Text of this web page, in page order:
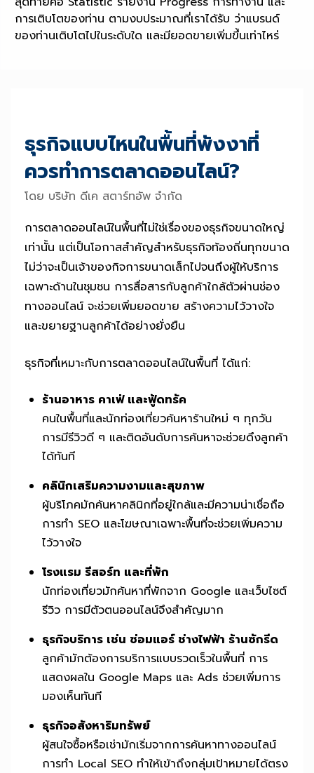
การเติบโตของท่าน ตามงบประมาณที่เราได้รับ ว่าแบรนด์
ของท่านเติบโตไปในระดับใด และมียอดขายเพิ่มขึ้นเท่าไหร่
ธุรกิจแบบไหนในพื้นที่พังงาที่
ควรทำการตลาดออนไลน์?
โดย บริษัท ดีเค สตาร์ทอัพ จำกัด
การตลาดออนไลน์ในพื้นที่ไม่ใช่เรื่องของธุรกิจขนาดใหญ่
เท่านั้น แต่เป็นโอกาสสำคัญสำหรับธุรกิจท้องถิ่นทุกขนาด
ไม่ว่าจะเป็นเจ้าของกิจการขนาดเล็กไปจนถึงผู้ให้บริการ
เฉพาะด้านในชุมชน การสื่อสารกับลูกค้าใกล้ตัวผ่านช่อง
ทางออนไลน์ จะช่วยเพิ่มยอดขาย สร้างความไว้วางใจ
และขยายฐานลูกค้าได้อย่างยั่งยืน
ธุรกิจที่เหมาะกับการตลาดออนไลน์ในพื้นที่ ได้แก่:
ร้านอาหาร คาเฟ่ และฟู้ดทรัค
คนในพื้นที่และนักท่องเที่ยวค้นหาร้านใหม่ ๆ ทุกวัน
การมีรีวิวดี ๆ และติดอันดับการค้นหาจะช่วยดึงลูกค้า
ได้ทันที
คลินิกเสริมความงามและสุขภาพ
ผู้บริโภคมักค้นหาคลินิกที่อยู่ใกล้และมีความน่าเชื่อถือ
การทำ SEO และโฆษณาเฉพาะพื้นที่จะช่วยเพิ่มความ
ไว้วางใจ
โรงแรม รีสอร์ท และที่พัก
นักท่องเที่ยวมักค้นหาที่พักจาก Google และเว็บไซต์
รีวิว การมีตัวตนออนไลน์จึงสำคัญมาก
ธุรกิจบริการ เช่น ซ่อมแอร์ ช่างไฟฟ้า ร้านซักรีด
ลูกค้ามักต้องการบริการแบบรวดเร็วในพื้นที่ การ
แสดงผลใน Google Maps และ Ads ช่วยเพิ่มการ
มองเห็นทันที
ธุรกิจอสังหาริมทรัพย์
ผู้สนใจซื้อหรือเช่ามักเริ่มจากการค้นหาทางออนไลน์
การทำ Local SEO ทำให้เข้าถึงกลุ่มเป้าหมายได้ตรง